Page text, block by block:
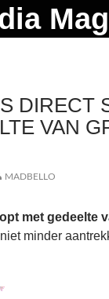
DIRECT
VAN
MADBELLO
met gedeelte
minder